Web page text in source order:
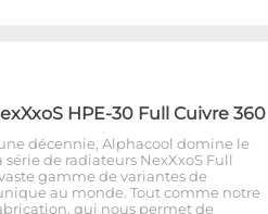
HPE-30 Full Cuivre 360
décennie, Alphacool domine le
série de radiateurs NexXxoS Full
gamme de variantes de
au monde. Tout comme notre
qui nous permet de